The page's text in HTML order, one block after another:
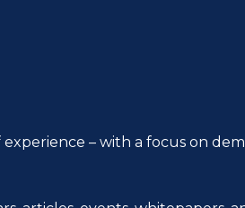
– with a focus on